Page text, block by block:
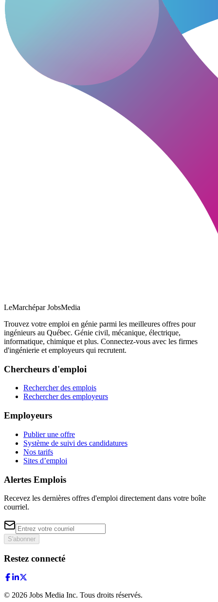
LeMarchépar JobsMedia
Trouvez votre emploi en génie parmi les meilleures offres pour
ingénieurs au Québec. Génie civil, mécanique, électrique,
informatique, chimique et plus. Connectez-vous avec les firmes
d'ingénierie et employeurs qui recrutent.
Chercheurs d'emploi
Rechercher des emplois
Rechercher des employeurs
Employeurs
Publier une offre
Système de suivi des candidatures
Nos tarifs
Sites d’emploi
Alertes Emplois
Recevez les dernières offres d'emploi directement dans votre boîte
courriel.
S'abonner
Restez connecté
© 2026 Jobs Media Inc. Tous droits réservés.